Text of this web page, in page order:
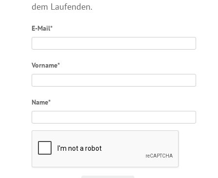
dem Laufenden.
E-Mail*
Vorname*
Name*